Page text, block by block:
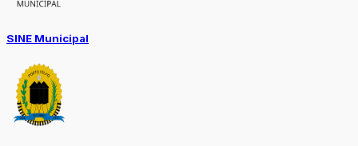
SINE Municipal